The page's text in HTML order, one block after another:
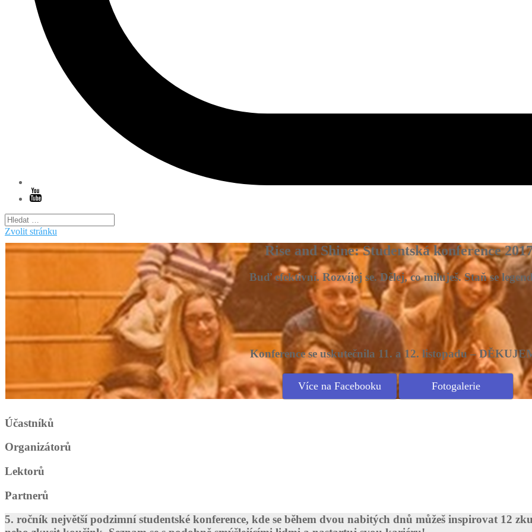
Zvolit stránku
Rise and Shine: Studentská konference
Buď efektivní. Rozvíjej se. Dělej, co miluješ. Staň se
Konference se uskutečnila 11. a 12. listopadu –
Více na Facebooku Fotogalerie
Účastníků
Organizátorů
Lektorů
Partnerů
5. ročník největší podzimní studentské konference, kde se během dvou nabitých dnů můžeš inspirovat 12